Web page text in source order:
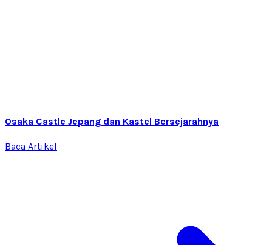
Osaka Castle Jepang dan Kastel Bersejarahnya
Baca Artikel